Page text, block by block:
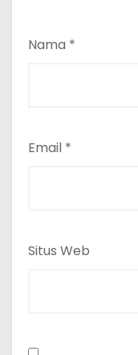
Nama *
Email *
Situs Web